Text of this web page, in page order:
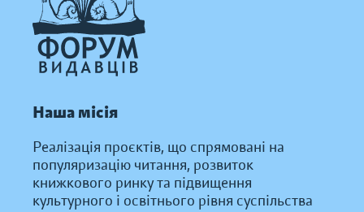
Наша місія
Реалізація проєктів, що спрямовані на
популяризацію читання, розвиток
книжкового ринку та підвищення
культурного і освітнього рівня суспільства